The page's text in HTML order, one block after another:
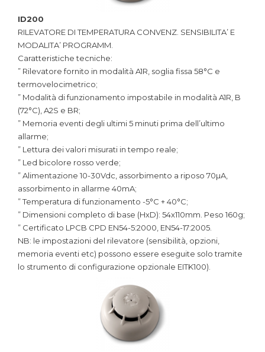
ID200
RILEVATORE DI TEMPERATURA CONVENZ. SENSIBILITA’ E
MODALITA’ PROGRAMM.
Caratteristiche tecniche:
” Rilevatore fornito in modalità A1R, soglia fissa 58°C e
termovelocimetrico;
” Modalità di funzionamento impostabile in modalità A1R, B
(72°C), A2S e BR;
” Memoria eventi degli ultimi 5 minuti prima dell’ultimo
allarme;
” Lettura dei valori misurati in tempo reale;
” Led bicolore rosso verde;
” Alimentazione 10-30Vdc, assorbimento a riposo 70µA,
assorbimento in allarme 40mA;
” Temperatura di funzionamento -5°C + 40°C;
” Dimensioni completo di base (HxD): 54x110mm. Peso 160g;
” Certificato LPCB CPD EN54-5:2000, EN54-17:2005.
NB: le impostazioni del rilevatore (sensibilità, opzioni,
memoria eventi etc) possono essere eseguite solo tramite
lo strumento di configurazione opzionale EITK100).